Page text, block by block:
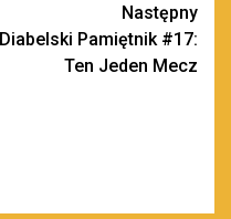
Następny
Diabelski Pamiętnik #17:
Ten Jeden Mecz